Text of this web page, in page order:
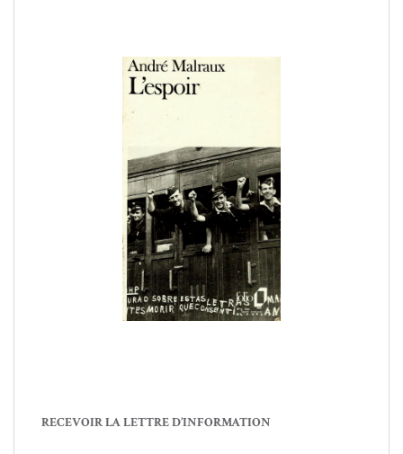
RECEVOIR LA LETTRE D’INFORMATION